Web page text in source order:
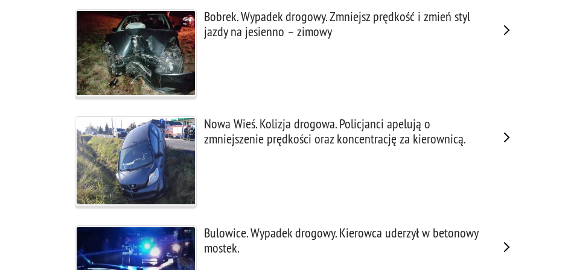
Bobrek. Wypadek drogowy. Zmniejsz prędkość i zmień styl
jazdy na jesienno – zimowy
Nowa Wieś. Kolizja drogowa. Policjanci apelują o
zmniejszenie prędkości oraz koncentrację za kierownicą.
Bulowice. Wypadek drogowy. Kierowca uderzył w betonowy
mostek.